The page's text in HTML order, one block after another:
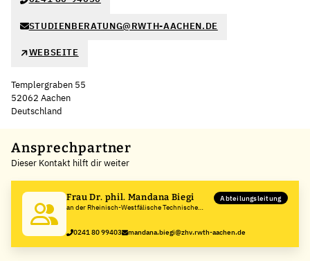
STUDIENBERATUNG@RWTH-AACHEN.DE
WEBSEITE
Templergraben 55
52062 Aachen
Deutschland
+
−
Ansprechpartner
Dieser Kontakt hilft dir weiter
Frau Dr. phil. Mandana Biegi
an der Rheinisch-Westfälische Technische
Abteilungsleitung
0241 80 99403 mandana.biegi@zhv.rwth-aachen.de